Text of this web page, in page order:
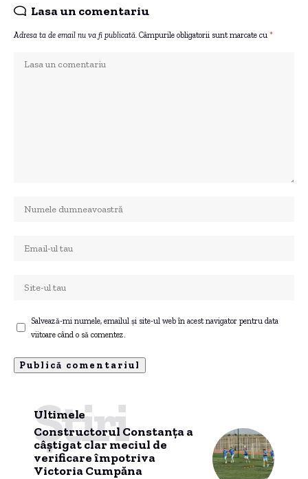
Lasa un comentariu
Adresa ta de email nu va fi publicată. Câmpurile obligatorii sunt marcate cu *
Salvează-mi numele, emailul și site-ul web în acest navigator pentru data
viitoare când o să comentez.
Ultimele
Știri
Constructorul Constanța a
câștigat clar meciul de
verificare împotriva
Victoria Cumpăna